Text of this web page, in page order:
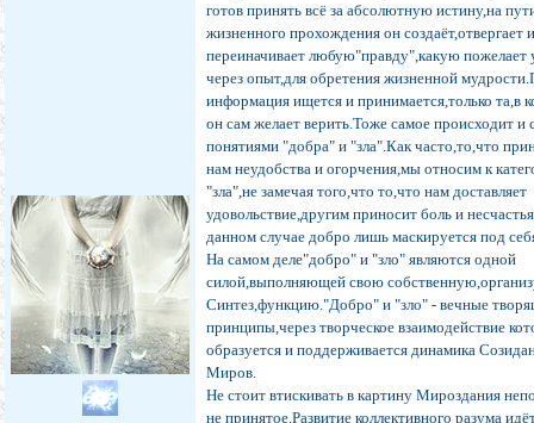
готов принять всё за абсолютную истину,на
жизненного прохождения он создаёт,отвергает
переиначивает любую"правду",какую пожелает
через опыт,для обретения жизненной
информация ищется и принимается,только та,в
он сам желает верить.Тоже самое происходит и
понятиями "добра" и "зла".Как часто,то,что
нам неудобства и огорчения,мы относим к
"зла",не замечая того,что то,что нам доставляет
удовольствие,другим приносит боль и
данном случае добро лишь маскируется под
На самом деле"добро" и "зло" являются одной
силой,выполняющей свою
Синтез,функцию."Добро" и "зло" - вечные
принципы,через творческое взаимодействие
образуется и поддерживается динамика
Миров.
Не стоит втискивать в картину Мироздания
не принятое.Развитие коллективного разума